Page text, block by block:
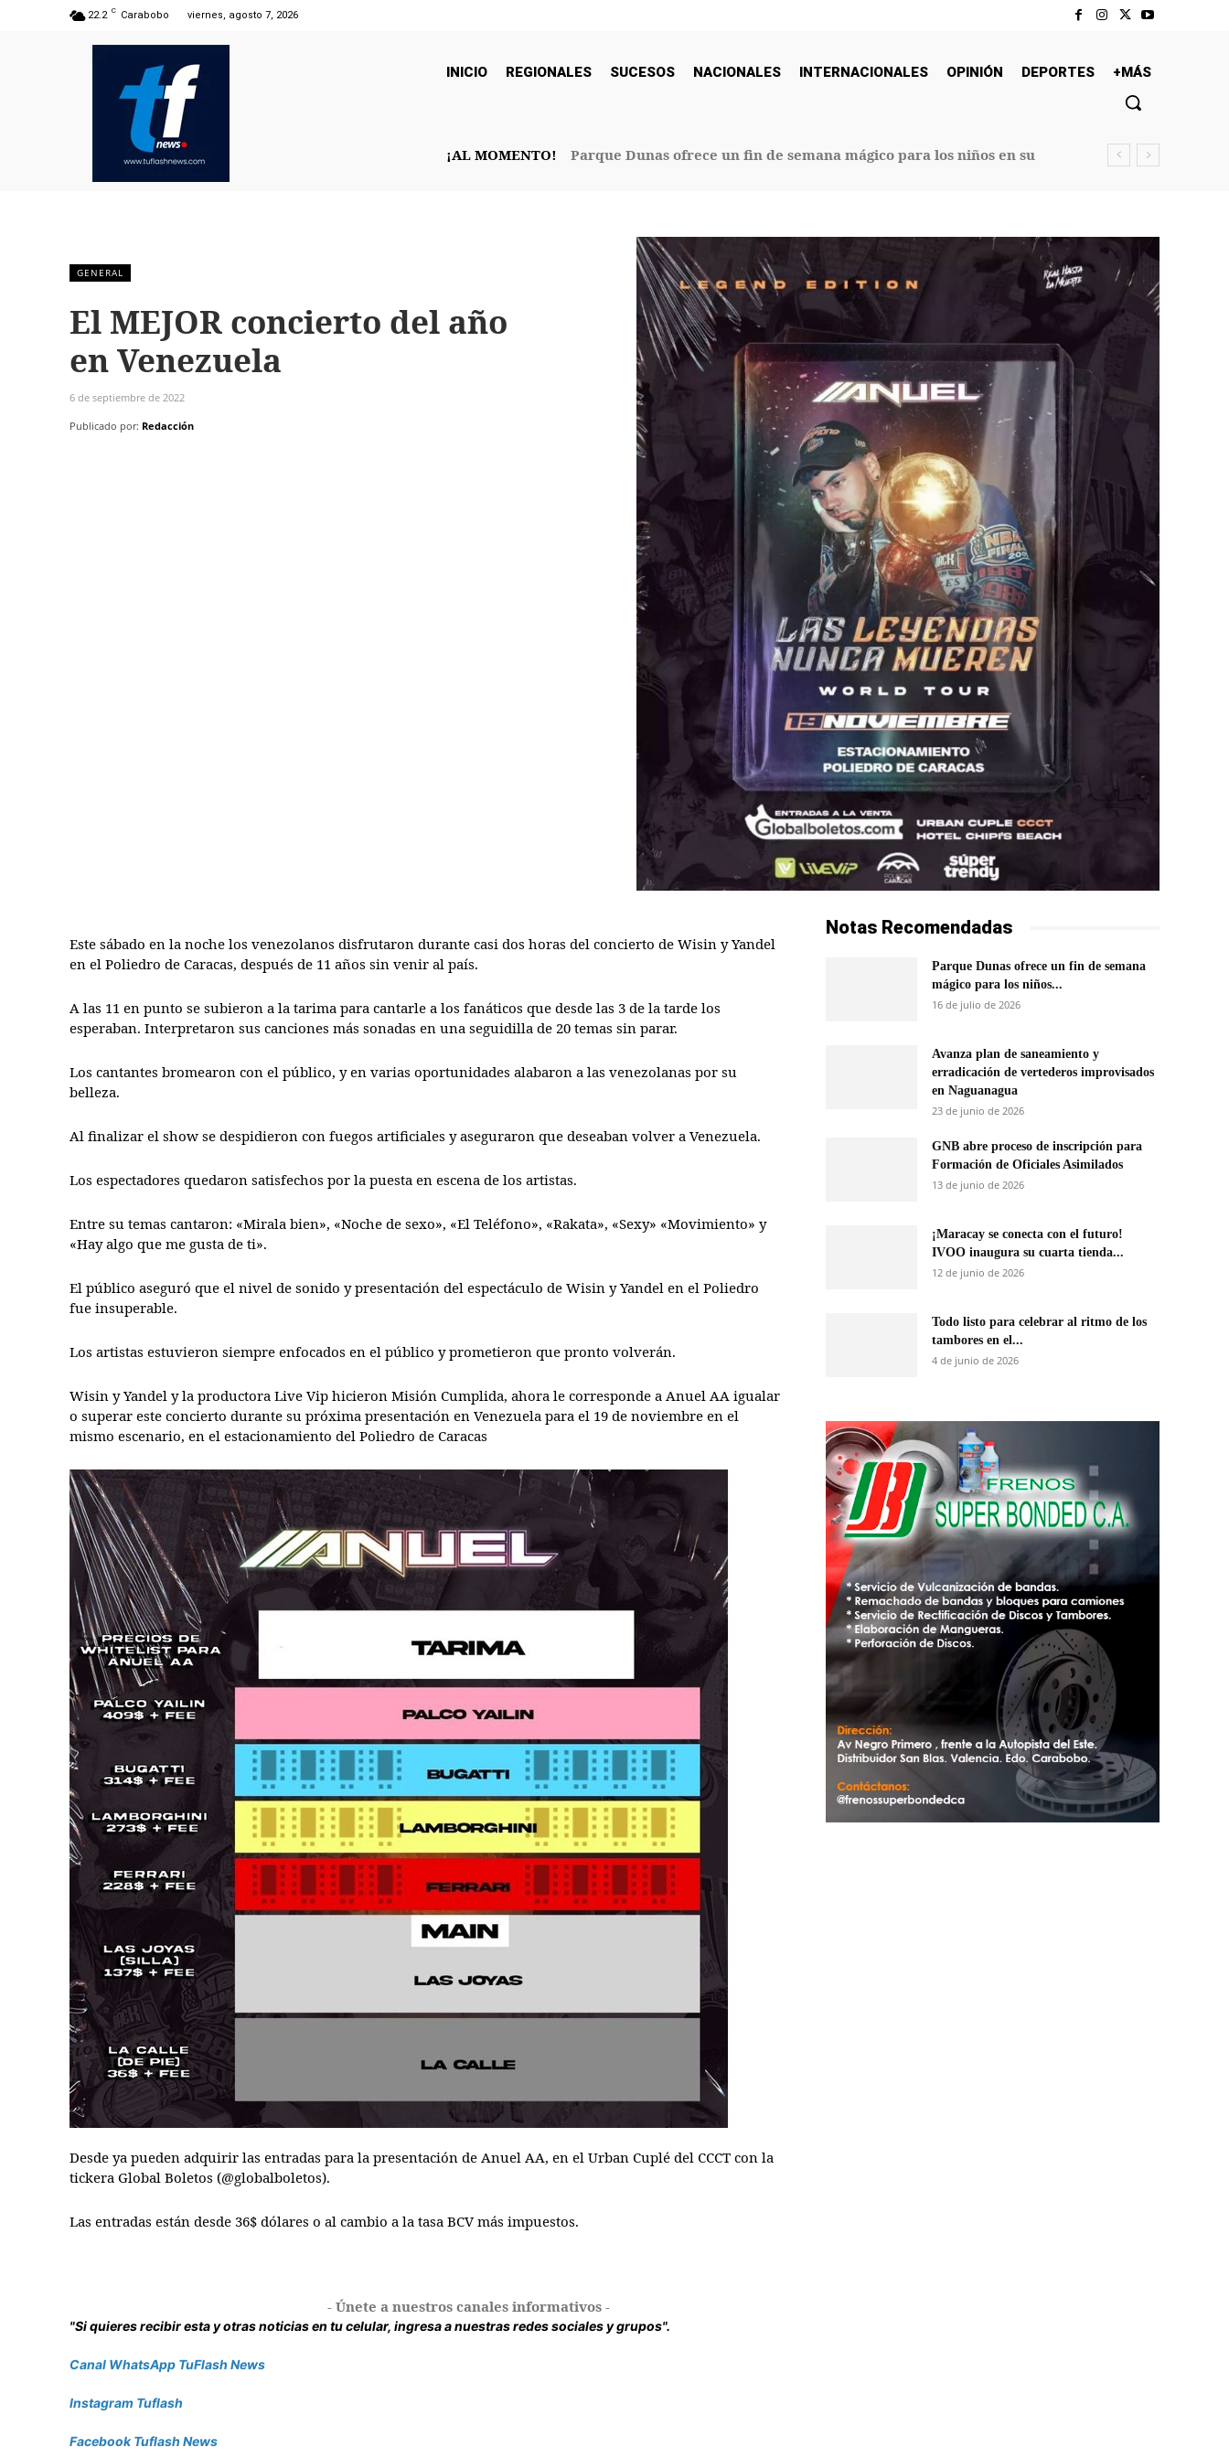
22.2 C Carabobo viernes, agosto 7, 2026
INICIO REGIONALES SUCESOS NACIONALES INTERNACIONALES OPINIÓN DEPORTES +MÁS
¡AL MOMENTO!
Parque Dunas ofrece un fin de semana mágico para los niños en su
GENERAL
El MEJOR concierto del año
en Venezuela
6 de septiembre de 2022
Publicado por: Redacción
Este sábado en la noche los venezolanos disfrutaron durante casi dos horas del concierto de Wisin y Yandel
en el Poliedro de Caracas, después de 11 años sin venir al país.
A las 11 en punto se subieron a la tarima para cantarle a los fanáticos que desde las 3 de la tarde los
esperaban. Interpretaron sus canciones más sonadas en una seguidilla de 20 temas sin parar.
Los cantantes bromearon con el público, y en varias oportunidades alabaron a las venezolanas por su
belleza.
Al finalizar el show se despidieron con fuegos artificiales y aseguraron que deseaban volver a Venezuela.
Los espectadores quedaron satisfechos por la puesta en escena de los artistas.
Entre su temas cantaron: «Mirala bien», «Noche de sexo», «El Teléfono», «Rakata», «Sexy» «Movimiento» y
«Hay algo que me gusta de ti».
El público aseguró que el nivel de sonido y presentación del espectáculo de Wisin y Yandel en el Poliedro
fue insuperable.
Los artistas estuvieron siempre enfocados en el público y prometieron que pronto volverán.
Wisin y Yandel y la productora Live Vip hicieron Misión Cumplida, ahora le corresponde a Anuel AA igualar
o superar este concierto durante su próxima presentación en Venezuela para el 19 de noviembre en el
mismo escenario, en el estacionamiento del Poliedro de Caracas
Desde ya pueden adquirir las entradas para la presentación de Anuel AA, en el Urban Cuplé del CCCT con la
tickera Global Boletos (@globalboletos).
Las entradas están desde 36$ dólares o al cambio a la tasa BCV más impuestos.
Notas Recomendadas
Parque Dunas ofrece un fin de semana
mágico para los niños...
16 de julio de 2026
Avanza plan de saneamiento y
erradicación de vertederos improvisados
en Naguanagua
23 de junio de 2026
GNB abre proceso de inscripción para
Formación de Oficiales Asimilados
13 de junio de 2026
¡Maracay se conecta con el futuro!
IVOO inaugura su cuarta tienda...
12 de junio de 2026
Todo listo para celebrar al ritmo de los
tambores en el...
4 de junio de 2026
- Únete a nuestros canales informativos -
"Si quieres recibir esta y otras noticias en tu celular, ingresa a nuestras redes sociales y grupos".
Canal WhatsApp TuFlash News
Instagram Tuflash
Facebook Tuflash News